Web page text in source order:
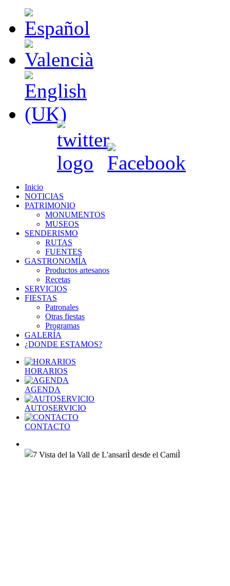
Inicio
NOTICIAS
PATRIMONIO
MONUMENTOS
MUSEOS
SENDERISMO
RUTAS
FUENTES
GASTRONOMÍA
Productos artesanos
Recetas
SERVICIOS
FIESTAS
Patronales
Otras fiestas
Programas
GALERÍA
¿DONDE ESTAMOS?
HORARIOS
AGENDA
AUTOSERVICIO
CONTACTO